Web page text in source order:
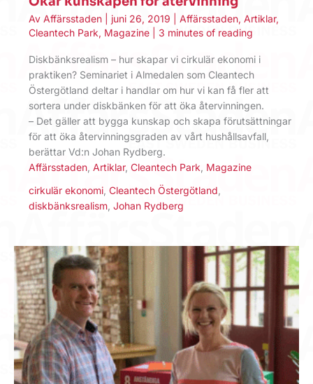
Av Affärsstaden juni 26, 2019 Affärsstaden, Artiklar,
Cleantech Park, Magazine 3 minutes of reading
Diskbänksrealism – hur skapar vi cirkulär ekonomi i
praktiken? Seminariet i Almedalen som Cleantech
Östergötland deltar i handlar om hur vi kan få fler att
sortera under diskbänken för att öka återvinningen.
– Det gäller att bygga kunskap och skapa förutsättningar
för att öka återvinningsgraden av vårt hushållsavfall,
berättar Vd:n Johan Rydberg.
Affärsstaden Artiklar, Cleantech Park Magazine
cirkulär ekonomi Cleantech Östergötland
diskbänksrealism Johan Rydberg